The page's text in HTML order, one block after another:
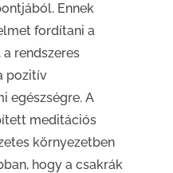
Ennek
fordítani a
rendszeres
pozitív
egészségre. A
meditációs
környezetben
hogy a csakrák